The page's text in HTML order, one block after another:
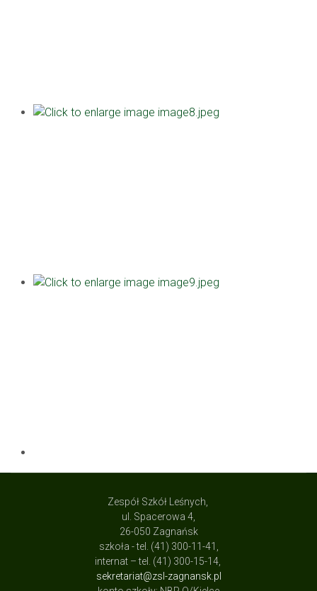
Zespół Szkół Leśnych,
ul. Spacerowa 4,
26-050 Zagnańsk
szkoła - tel. (41) 300-11-41,
internat – tel. (41) 300-15-14,
sekretariat@zsl-zagnansk.pl